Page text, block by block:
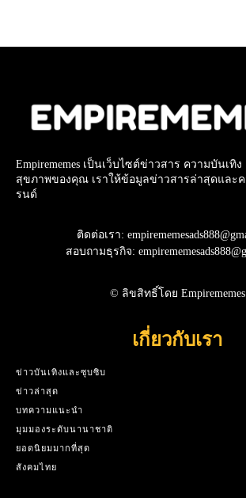
Empirememes เป็นเว็บไซต์ข่าวสาร ความบันเทิ
สุขภาพของคุณ เราให้ข้อมูลข่าวสารล่าสุดและค
รนด์
ติดต่อเรา:
สอบถามธุรกิจ:
© ลิขสิทธิ์โดย Empirememes
เกี่ยวกับเรา
ข่าวบันเทิงและซุบซิบ
ข่าวล่าสุด
บทความแนะนำ
มุมมองระดับนานาชาติ
ยอดนิยมมากที่สุด
สังคมไทย